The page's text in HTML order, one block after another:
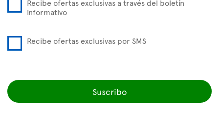
Recibe ofertas exclusivas a través del boletín
informativo
Recibe ofertas exclusivas por SMS
Suscribo